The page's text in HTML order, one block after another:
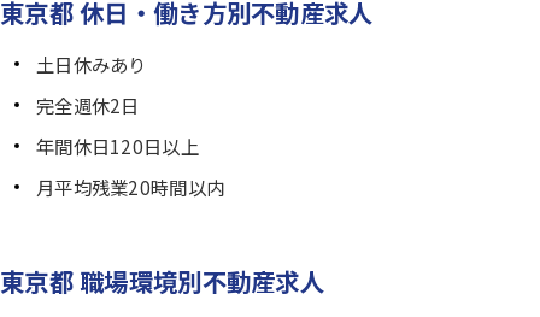
東京都 休日・働き方別不動産求人
土日休みあり
完全週休2日
年間休日120日以上
月平均残業20時間以内
東京都 職場環境別不動産求人